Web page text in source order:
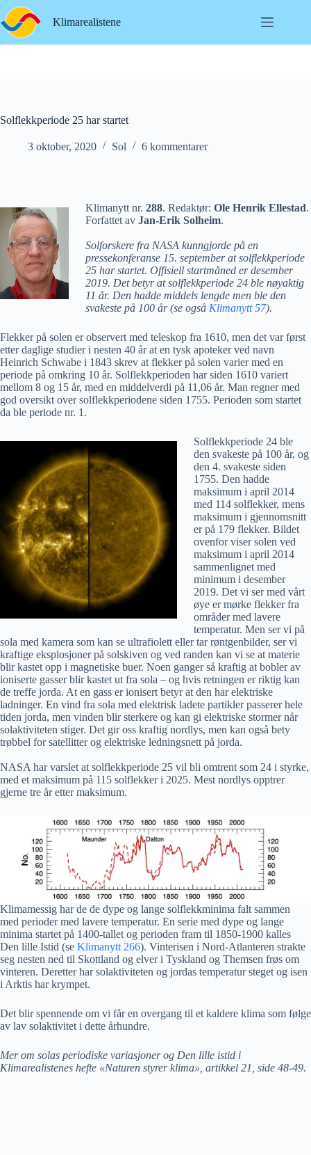
Hopp
til
innholdet
Klimarealistene
Solflekkperiode 25 har startet
3 oktober, 2020 Sol 6 kommentarer
Klimanytt nr. 288. Redaktør: Ole Henrik Ellestad.
Forfattet av Jan-Erik Solheim.
Solforskere fra NASA kunngjorde på en
pressekonferanse 15. september at solflekkperiode
25 har startet. Offisiell startmåned er desember
2019. Det betyr at solflekkperiode 24 ble nøyaktig
11 år. Den hadde middels lengde men ble den
svakeste på 100 år (se også Klimanytt 57).
Flekker på solen er observert med teleskop fra 1610, men det var først
etter daglige studier i nesten 40 år at en tysk apoteker ved navn
Heinrich Schwabe i 1843 skrev at flekker på solen varier med en
periode på omkring 10 år. Solflekkperioden har siden 1610 variert
mellom 8 og 15 år, med en middelverdi på 11,06 år. Man regner med
god oversikt over solflekkperiodene siden 1755. Perioden som startet
da ble periode nr. 1.
Solflekkperiode 24 ble
den svakeste på 100 år, og
den 4. svakeste siden
1755. Den hadde
maksimum i april 2014
med 114 solflekker, mens
maksimum i gjennomsnitt
er på 179 flekker. Bildet
ovenfor viser solen ved
maksimum i april 2014
sammenlignet med
minimum i desember
2019. Det vi ser med vårt
øye er mørke flekker fra
områder med lavere
temperatur. Men ser vi på
sola med kamera som kan se ultrafiolett eller tar røntgenbilder, ser vi
kraftige eksplosjoner på solskiven og ved randen kan vi se at materie
blir kastet opp i magnetiske buer. Noen ganger så kraftig at bobler av
ioniserte gasser blir kastet ut fra sola – og hvis retningen er riktig kan
de treffe jorda. At en gass er ionisert betyr at den har elektriske
ladninger. En vind fra sola med elektrisk ladete partikler passerer hele
tiden jorda, men vinden blir sterkere og kan gi elektriske stormer når
solaktiviteten stiger. Det gir oss kraftig nordlys, men kan også bety
trøbbel for satellitter og elektriske ledningsnett på jorda.
NASA har varslet at solflekkperiode 25 vil bli omtrent som 24 i styrke,
med et maksimum på 115 solflekker i 2025. Mest nordlys opptrer
gjerne tre år etter maksimum.
Klimamessig har de de dype og lange solflekkminima falt sammen
med perioder med lavere temperatur. En serie med dype og lange
minima startet på 1400-tallet og perioden fram til 1850-1900 kalles
Den lille Istid (se Klimanytt 266). Vinterisen i Nord-Atlanteren strakte
seg nesten ned til Skottland og elver i Tyskland og Themsen frøs om
vinteren. Deretter har solaktiviteten og jordas temperatur steget og isen
i Arktis har krympet.
Det blir spennende om vi får en overgang til et kaldere klima som følge
av lav solaktivitet i dette århundre.
Mer om solas periodiske variasjoner og Den lille istid i
Klimarealistenes hefte «Naturen styrer klima», artikkel 21, side 48-49.